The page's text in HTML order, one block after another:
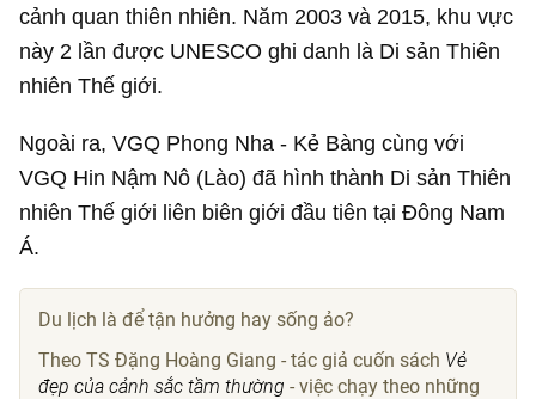
cảnh quan thiên nhiên. Năm 2003 và 2015, khu vực
này 2 lần được UNESCO ghi danh là Di sản Thiên
nhiên Thế giới.
Ngoài ra, VGQ Phong Nha - Kẻ Bàng cùng với
VGQ Hin Nậm Nô (Lào) đã hình thành Di sản Thiên
nhiên Thế giới liên biên giới đầu tiên tại Đông Nam
Á.
Du lịch là để tận hưởng hay sống ảo?
Theo TS Đặng Hoàng Giang - tác giả cuốn sách Vẻ
đẹp của cảnh sắc tầm thường - việc chạy theo những